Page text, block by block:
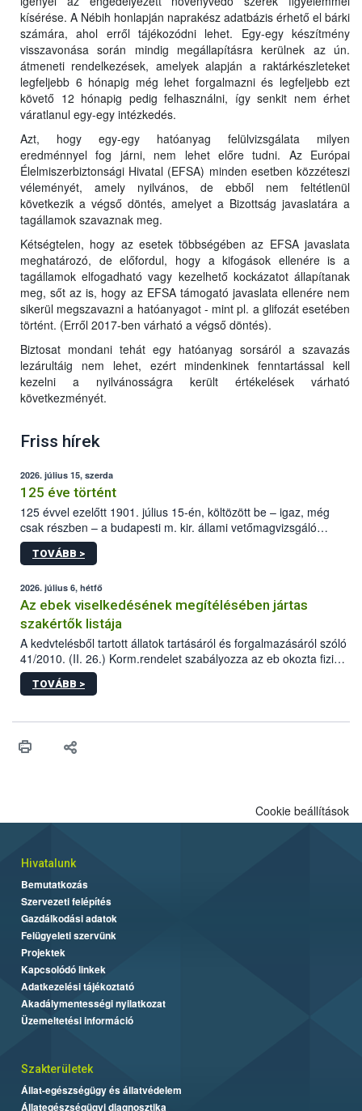
kísérése. A Nébih honlapján naprakész adatbázis érhető el bárki
számára, ahol erről tájékozódni lehet. Egy-egy készítmény
visszavonása során mindig megállapításra kerülnek az ún.
átmeneti rendelkezések, amelyek alapján a raktárkészleteket
legfeljebb 6 hónapig még lehet forgalmazni és legfeljebb ezt
követő 12 hónapig pedig felhasználni, így senkit nem érhet
váratlanul egy-egy intézkedés.
Azt, hogy egy-egy hatóanyag felülvizsgálata milyen
eredménnyel fog járni, nem lehet előre tudni. Az Európai
Élelmiszerbiztonsági Hivatal (EFSA) minden esetben közzéteszi
véleményét, amely nyilvános, de ebből nem feltétlenül
következik a végső döntés, amelyet a Bizottság javaslatára a
tagállamok szavaznak meg.
Kétségtelen, hogy az esetek többségében az EFSA javaslata
meghatározó, de előfordul, hogy a kifogások ellenére is a
tagállamok elfogadható vagy kezelhető kockázatot állapítanak
meg, sőt az is, hogy az EFSA támogató javaslata ellenére nem
sikerül megszavazni a hatóanyagot - mint pl. a glifozát esetében
történt. (Erről 2017-ben várható a végső döntés).
Biztosat mondani tehát egy hatóanyag sorsáról a szavazás
lezárultáig nem lehet, ezért mindenkinek fenntartással kell
kezelni a nyilvánosságra került értékelések várható
következményét.
Friss hírek
2026. július 15, szerda
125 éve történt
125 évvel ezelőtt 1901. július 15-én, költözött be – igaz, még
csak részben – a budapesti m. kir. állami vetőmagvizsgáló
állomás a Kis Rókus utca 15. szám alatti, Czigler Győző által
tervezett új épületébe.
TOVÁBB >
2026. július 6, hétfő
Az ebek viselkedésének megítélésében jártas
szakértők listája
A kedvtelésből tartott állatok tartásáról és forgalmazásáról szóló
41/2010. (II. 26.) Korm.rendelet szabályozza az eb okozta fizikai
sérülés, illetve ennek veszélye keletkezésekor felmerülő
hatósági feladatokat, valamint a veszélyes eb tartását és annak
vonni az ebek viselkedésének megítélésében jártas szakértőt.
TOVÁBB >
Cookie beállítások
Hivatalunk
Bemutatkozás
Szervezeti felépítés
Gazdálkodási adatok
Felügyeleti szervünk
Projektek
Kapcsolódó linkek
Adatkezelési tájékoztató
Akadálymentességi nyilatkozat
Üzemeltetési információ
Szakterületek
Állat-egészségügy és állatvédelem
Állategészségügyi diagnosztika